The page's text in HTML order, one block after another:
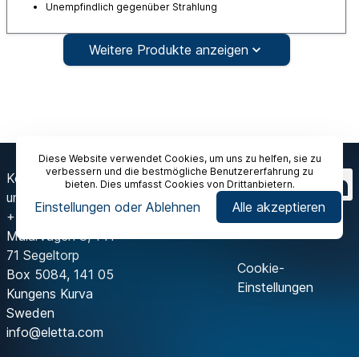
Unempfindlich gegenüber Strahlung
Weitere Produkte anzeigen
Diese Website verwendet Cookies, um uns zu helfen, sie zu
verbessern und die bestmögliche Benutzererfahrung zu
bieten. Dies umfasst Cookies von Drittanbietern.
Einstellungen oder Ablehnen Alle akzeptieren
Kontaktieren Sie
uns
+46 8 603 07 70
Mälarvägen 3, 141
71 Segeltorp
Box 5084, 141 05
Kungens Kurva
Sweden
info@eletta.com
Cookie-
Einstellungen